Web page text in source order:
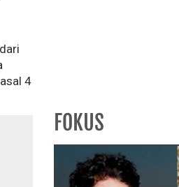
4
FOKUS